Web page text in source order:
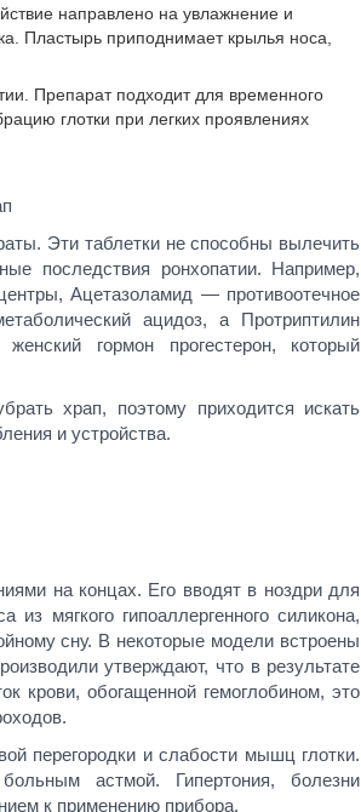
направлено на увлажнение и
Пластырь приподнимает крылья носа,
Препарат подходит для временного
глотки при легких проявлениях
Эти таблетки не способны вылечить
последствия ронхопатии. Например,
Ацетазоламид — противоотечное
ацидоз, а Протриптилин
гормон прогестерон, который
храп, поэтому приходится искать
и устройства.
на концах. Его вводят в ноздри для
мягкого гипоаллергенного силикона,
сну. В некоторые модели встроены
утверждают, что в результате
крови, обогащенной гемоглобином, это
перегородки и слабости мышц глотки.
астмой. Гипертония, болезни
к применению прибора.